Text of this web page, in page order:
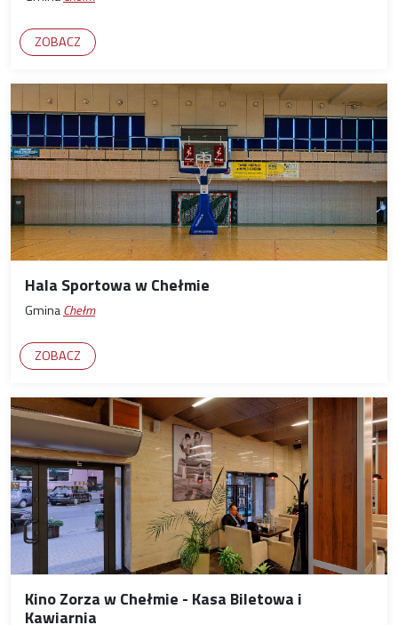
ZOBACZ
Hala Sportowa w Chełmie
GminaChełm
ZOBACZ
Kino Zorza w Chełmie - Kasa Biletowa i
Kawiarnia